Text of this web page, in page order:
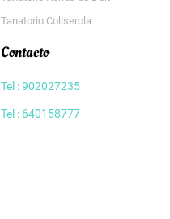
Tanatorio Collserola
Contacto
Tel : 902027235
Tel : 640158777